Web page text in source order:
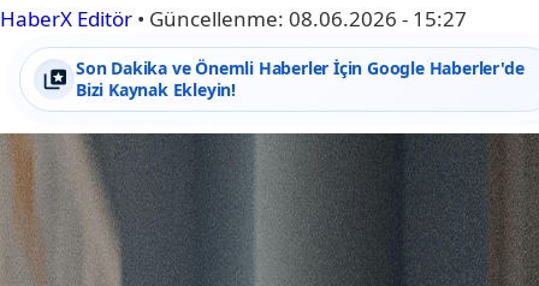
HaberX Editör • Güncellenme: 08.06.2026 - 15:27
Son Dakika ve Önemli Haberler İçin Google Haberler'de
Bizi Kaynak Ekleyin!